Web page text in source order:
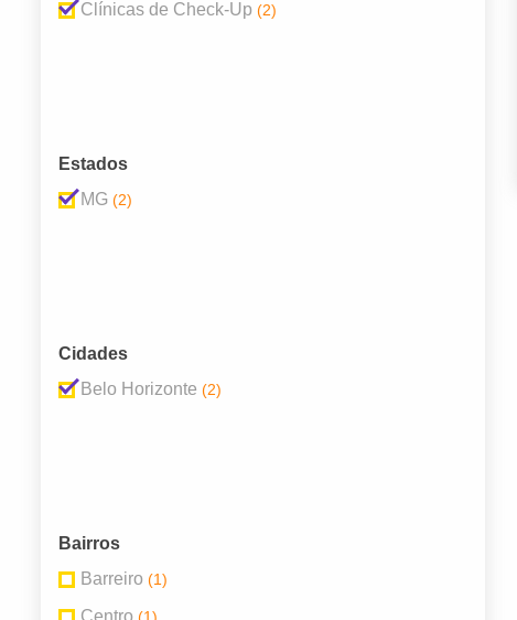
Clínicas de Check-Up (2)
Estados
MG (2)
Cidades
Belo Horizonte (2)
Bairros
Barreiro (1)